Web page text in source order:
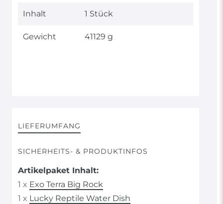
Inhalt 1 Stück
Gewicht 41129 g
LIEFERUMFANG
SICHERHEITS- & PRODUKTINFOS
Artikelpaket Inhalt:
1 x Exo Terra Big Rock
1 x Lucky Reptile Water Dish